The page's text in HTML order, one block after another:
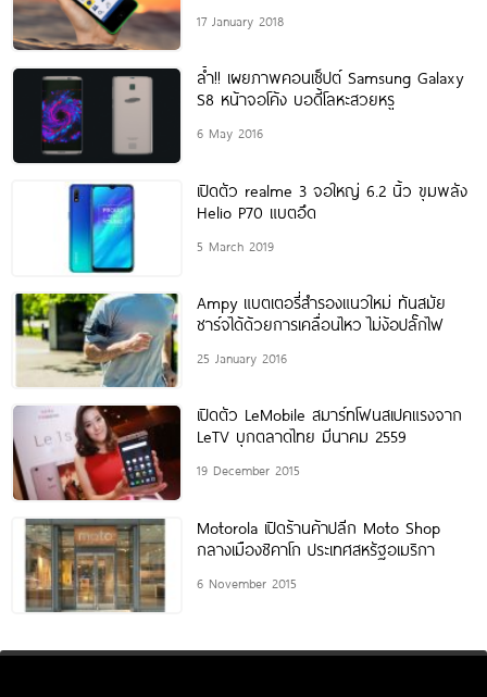
17 January 2018
ล้ำ!! เผยภาพคอนเซ็ปต์ Samsung Galaxy
S8 หน้าจอโค้ง บอดี้โลหะสวยหรู
6 May 2016
เปิดตัว realme 3 จอใหญ่ 6.2 นิ้ว ขุมพลัง
Helio P70 แบตอึด
5 March 2019
Ampy แบตเตอรี่สำรองแนวใหม่ ทันสมัย
ชาร์จได้ด้วยการเคลื่อนไหว ไม่ง้อปลั๊กไฟ
25 January 2016
เปิดตัว LeMobile สมาร์ทโฟนสเปคแรงจาก
LeTV บุกตลาดไทย มีนาคม 2559
19 December 2015
Motorola เปิดร้านค้าปลีก Moto Shop
กลางเมืองชิคาโก ประเทศสหรัฐอเมริกา
6 November 2015